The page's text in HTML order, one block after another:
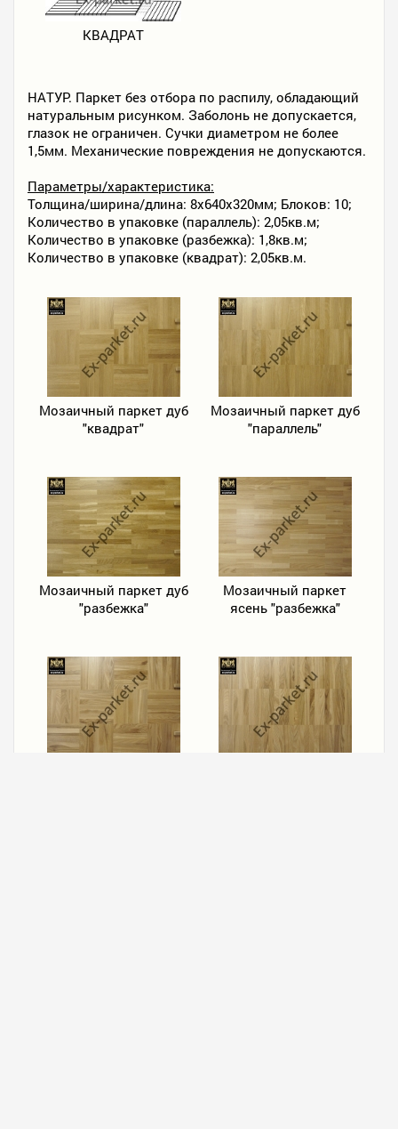
КВАДРАТ
НАТУР. Паркет без отбора по распилу, обладающий
натуральным рисунком. Заболонь не допускается,
глазок не ограничен. Сучки диаметром не более
1,5мм. Механические повреждения не допускаются.
Параметры/характеристика:
Толщина/ширина/длина: 8х640х320мм; Блоков: 10;
Количество в упаковке (параллель): 2,05кв.м;
Количество в упаковке (разбежка): 1,8кв.м;
Количество в упаковке (квадрат): 2,05кв.м.
Мозаичный паркет дуб
"квадрат"
Мозаичный паркет дуб
"параллель"
Мозаичный паркет дуб
"разбежка"
Мозаичный паркет
ясень "разбежка"